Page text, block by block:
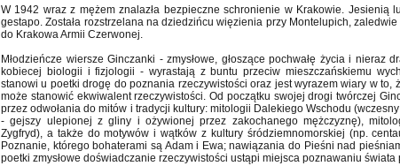
W 1942 wraz z mężem znalazła bezpieczne schronienie w Krakowie. Jesienią
gestapo. Została rozstrzelana na dziedzińcu więzienia przy Montelupich,
do Krakowa Armii Czerwonej.
Młodzieńcze wiersze Ginczanki - zmysłowe, głoszące pochwałę życia i nieraz
kobiecej biologii i fizjologii - wyrastają z buntu przeciw mieszczańskiemu
stanowi u poetki drogę do poznania rzeczywistości oraz jest wyrazem wiary w to,
może stanowić ekwiwalent rzeczywistości. Od początku swojej drogi twórczej
przez odwołania do mitów i tradycji kultury: mitologii Dalekiego Wschodu
- gejszy ulepionej z gliny i ożywionej przez zakochanego mężczyznę),
Zygfryd), a także do motywów i wątków z kultury śródziemnomorskiej (np.
Poznanie, którego bohaterami są Adam i Ewa; nawiązania do Pieśni nad
poetki zmysłowe doświadczanie rzeczywistości ustąpi miejsca poznawaniu świata